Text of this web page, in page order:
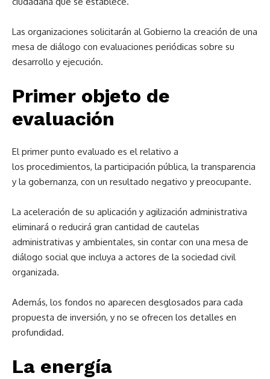
Las organizaciones solicitarán al Gobierno la creación de una
mesa de diálogo con evaluaciones periódicas sobre su
desarrollo y ejecución.
Primer objeto de
evaluación
El primer punto evaluado es el relativo a
los procedimientos, la participación pública, la transparencia
y la gobernanza, con un resultado negativo y preocupante.
La aceleración de su aplicación y agilización administrativa
eliminará o reducirá gran cantidad de cautelas
administrativas y ambientales, sin contar con una mesa de
diálogo social que incluya a actores de la sociedad civil
organizada.
Además, los fondos no aparecen desglosados para cada
propuesta de inversión, y no se ofrecen los detalles en
profundidad.
La energía